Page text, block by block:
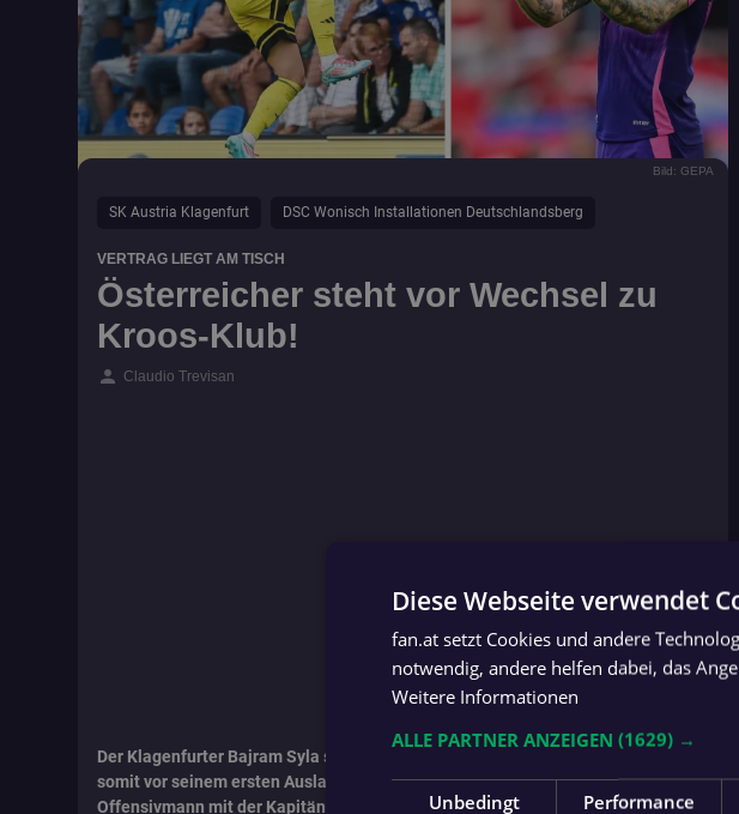
Bild: GEPA
SK Austria Klagenfurt DSC Wonisch Installationen Deutschlandsberg
VERTRAG LIEGT AM TISCH
Österreicher steht vor Wechsel zu
Kroos-Klub!
person Claudio Trevisan
Der Klagenfurter Bajram Syla steht vor einem Transfer nach Deutschland und
somit vor seinem ersten Auslandsengagement. Zuletzt lief der dribbelstarke
Offensivmann mit der Kapitänsschleife am Arm für Regionalligist Lafnitz auf,
Diese Webseite verwendet
fan.at setzt Cookies und andere
notwendig, andere helfen dabei, das
Weitere Informationen
ALLE PARTNER ANZEIGEN (1629) →
Unbedingt
Performance